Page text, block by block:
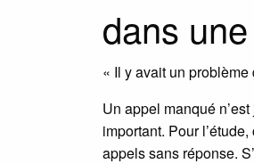
dans
« Il y avait un
Un appel manqué
important. Pour
appels sans réponse.